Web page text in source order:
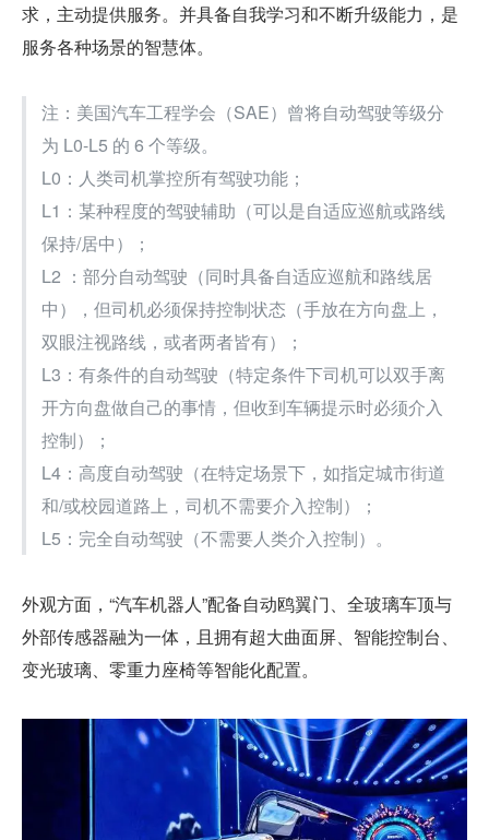
求，主动提供服务。并具备自我学习和不断升级能力，是
服务各种场景的智慧体。
注：美国汽车工程学会（SAE）曾将自动驾驶等级分
为 L0-L5 的 6 个等级。
L0：人类司机掌控所有驾驶功能；
L1：某种程度的驾驶辅助（可以是自适应巡航或路线
保持/居中）；
L2 ：部分自动驾驶（同时具备自适应巡航和路线居
中），但司机必须保持控制状态（手放在方向盘上，
双眼注视路线，或者两者皆有）；
L3：有条件的自动驾驶（特定条件下司机可以双手离
开方向盘做自己的事情，但收到车辆提示时必须介入
控制）；
L4：高度自动驾驶（在特定场景下，如指定城市街道
和/或校园道路上，司机不需要介入控制）；
L5：完全自动驾驶（不需要人类介入控制）。
外观方面，“汽车机器人”配备自动鸥翼门、全玻璃车顶与
外部传感器融为一体，且拥有超大曲面屏、智能控制台、
变光玻璃、零重力座椅等智能化配置。